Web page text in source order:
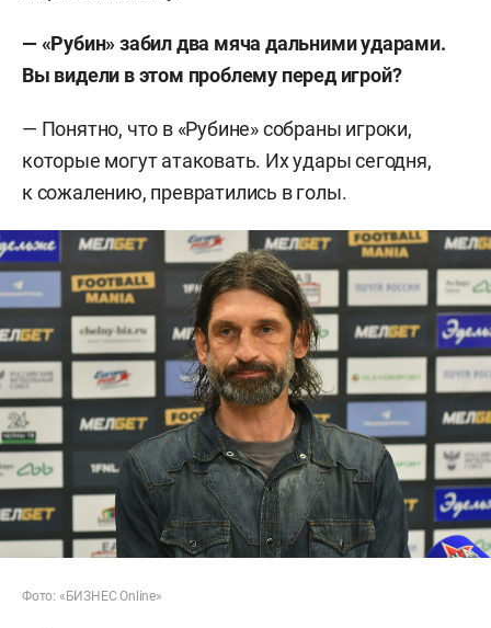
— «Рубин» забил два мяча дальними ударами.
Вы видели в этом проблему перед игрой?
— Понятно, что в «Рубине» собраны игроки,
которые могут атаковать. Их удары сегодня,
к сожалению, превратились в голы.
Фото: «БИЗНЕС Online»